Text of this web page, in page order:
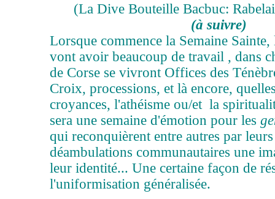
(La Dive Bouteille Bacbuc:
(à suivre)
Lorsque commence la Semaine
vont avoir beaucoup de travail , dans
de Corse se vivront Offices des
Croix, processions, et là encore,
croyances, l'athéisme ou/et la
sera une semaine d'émotion pour les
qui reconquièrent entre autres par
déambulations communautaires une
leur identité... Une certaine façon de
l'uniformisation généralisée.